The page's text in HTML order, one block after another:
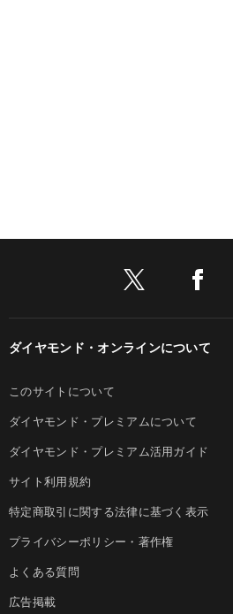
ダイヤモンド・オンラインについて
このサイトについて
ダイヤモンド・プレミアムについて
ダイヤモンド・プレミアム活用ガイド
サイト利用規約
特定商取引に関する法律に基づく表示
プライバシーポリシー・著作権
よくある質問
広告掲載